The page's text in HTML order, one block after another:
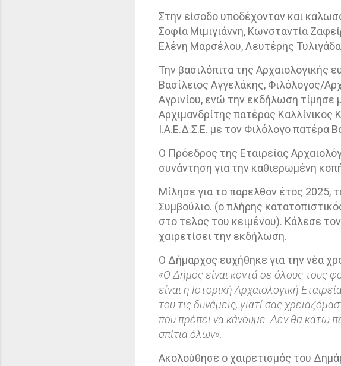
Στην είσοδο υποδέχονταν και
Σοφία Μιμιγιάννη, Κωνσταντία
Ελένη Μαρσέλου, Λευτέρης
Την βασιλόπιτα της Αρχαιολογικής
Βασίλειος Αγγελάκης, Φιλόλογος/
Αγρινίου, ενώ την εκδήλωση τίμησε
Αρχιμανδρίτης πατέρας Καλλίνικος
Ι.Α.Ε.Δ.Σ.Ε. με τον Φιλόλογο πατέρα
Ο Πρόεδρος της Εταιρείας
συνάντηση για την καθιερωμένη
Μίλησε για το παρελθόν έτος 2025,
Συμβούλιο. (ο πλήρης
στο τελος του κειμένου). Κάλεσε
χαιρετίσει την εκδήλωση.
Ο Δήμαρχος ευχήθηκε για την νέα
«Ο Δήμος είναι κοντά σε όλους τους
είναι η Ιστορική Αρχαιολογική
του τις δυνάμεις, γιατί σας
που πρέπει να κάνουμε. Δεν θα κάτω
σπίτια όλων».
Ακολούθησε ο χαιρετισμός του